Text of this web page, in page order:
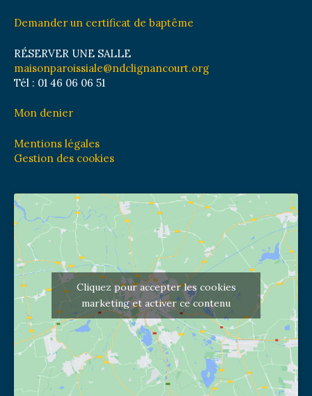
Demander un certificat de baptême
RÉSERVER UNE SALLE
maisonparoissiale@ndclignancourt.org
Tél : 01 46 06 06 51
Mon denier
Mentions légales
Gestion des cookies
Cliquez pour accepter les cookies
marketing et activer ce contenu